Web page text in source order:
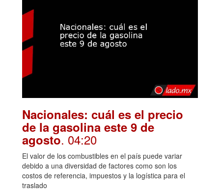
Nacionales: cuál es el precio
de la gasolina este 9 de
agosto. 04:20
El valor de los combustibles en el país puede variar
debido a una diversidad de factores como son los
costos de referencia, impuestos y la logística para el
traslado